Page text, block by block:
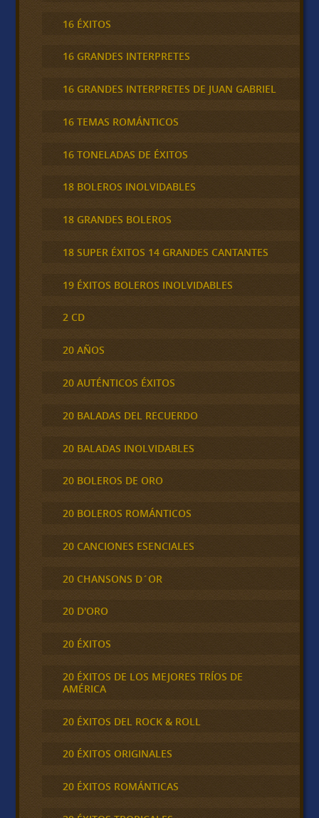
16 ÉXITOS
16 GRANDES INTERPRETES
16 GRANDES INTERPRETES DE JUAN GABRIEL
16 TEMAS ROMÁNTICOS
16 TONELADAS DE ÉXITOS
18 BOLEROS INOLVIDABLES
18 GRANDES BOLEROS
18 SUPER ÉXITOS 14 GRANDES CANTANTES
19 ÉXITOS BOLEROS INOLVIDABLES
2 CD
20 AÑOS
20 AUTÉNTICOS ÉXITOS
20 BALADAS DEL RECUERDO
20 BALADAS INOLVIDABLES
20 BOLEROS DE ORO
20 BOLEROS ROMÁNTICOS
20 CANCIONES ESENCIALES
20 CHANSONS D´OR
20 D'ORO
20 ÉXITOS
20 ÉXITOS DE LOS MEJORES TRÍOS DE
AMÉRICA
20 ÉXITOS DEL ROCK & ROLL
20 ÉXITOS ORIGINALES
20 ÉXITOS ROMÁNTICAS